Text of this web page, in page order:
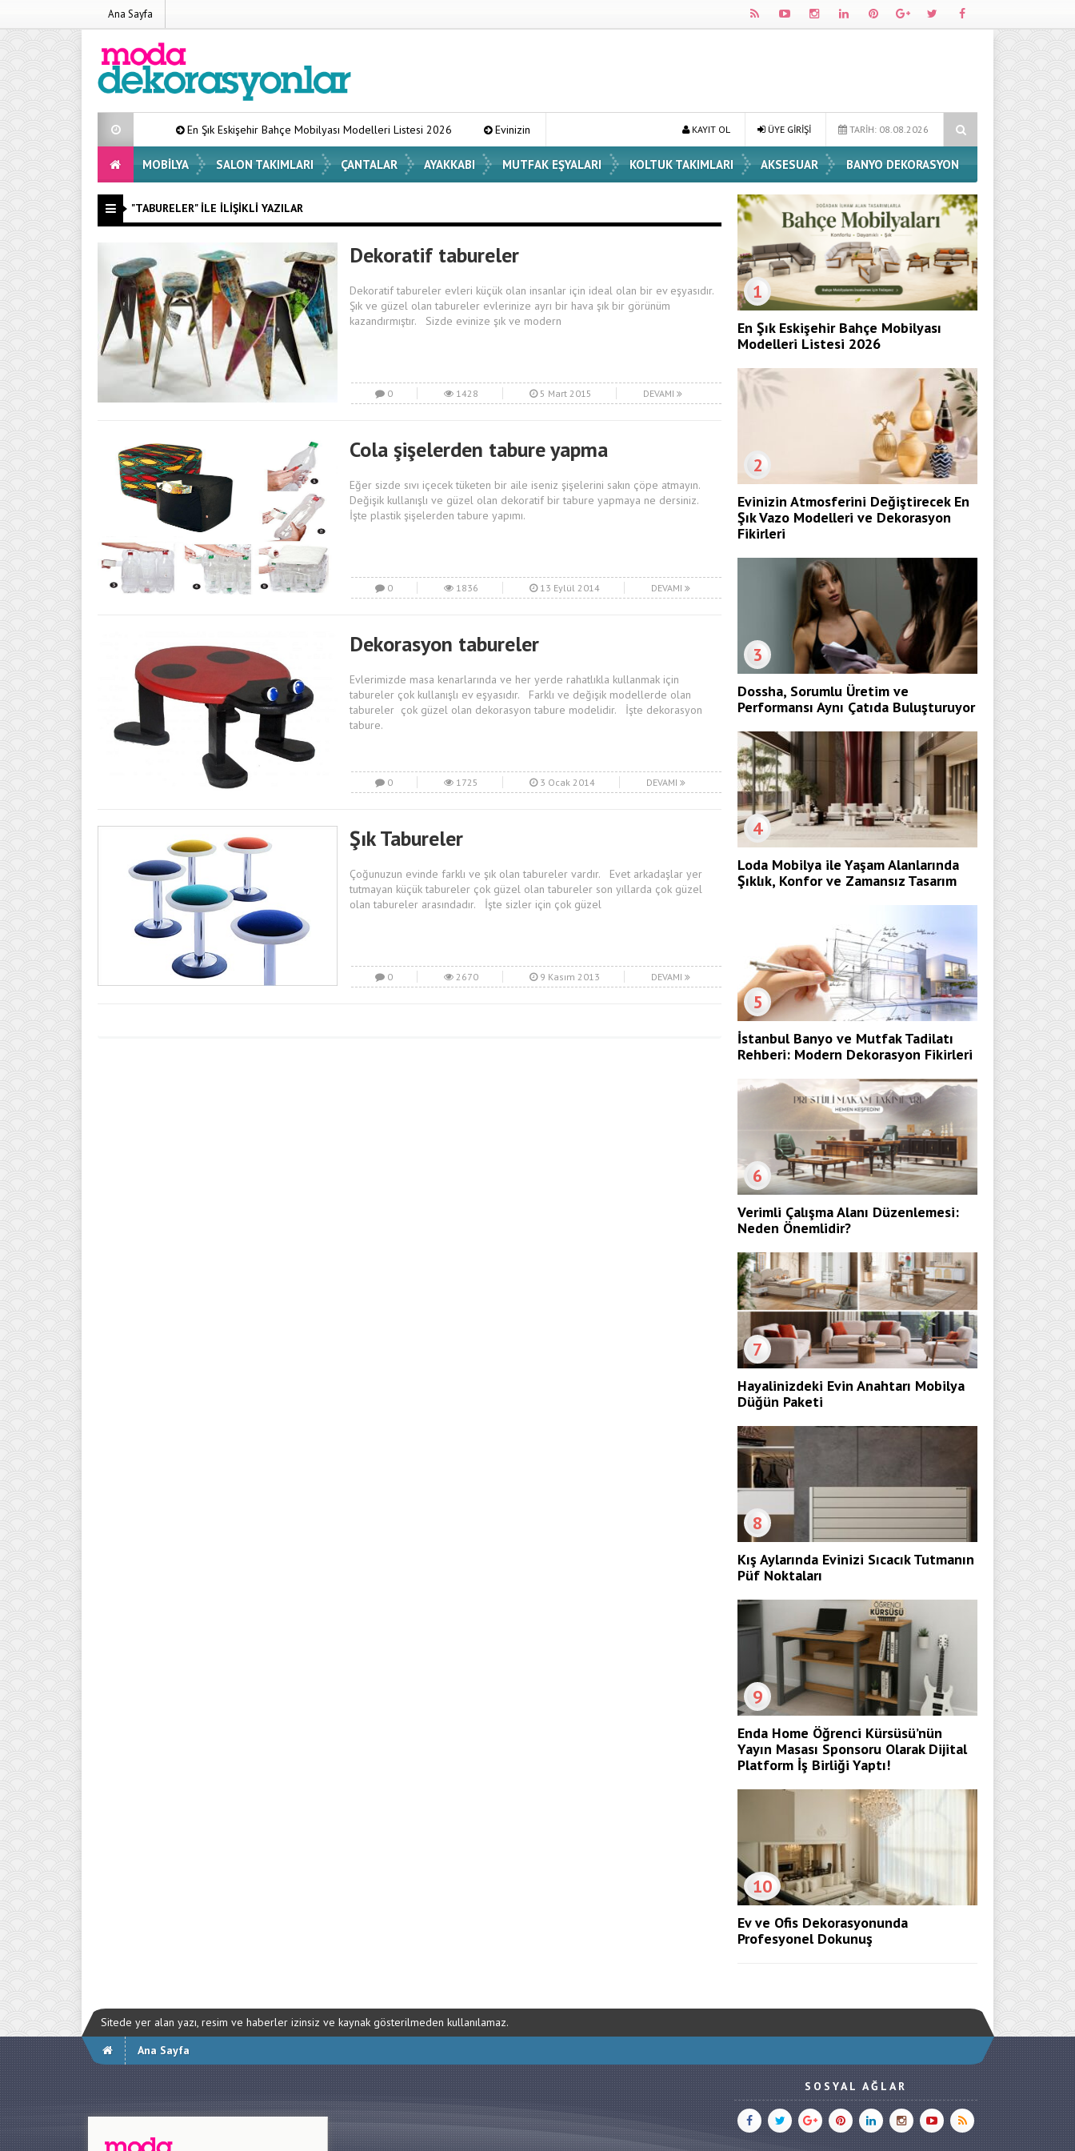
Ana Sayfa
En Şık Eskişehir Bahçe Mobilyası Modelleri Listesi 2026 Evinizin Atmosferini Değiştirecek En Şık Vazo Modelleri ve Dekorasyon Fikirleri Dossha, Sorumlu Üretim ve Performansı Aynı
TARİH: 08.08.2026
ÜYE GİRİŞİ
KAYIT OL
MOBILYA SALON TAKIMLARI ÇANTALAR AYAKKABI MUTFAK EŞYALARI KOLTUK TAKIMLARI AKSESUAR BANYO DEKORASYON
"TABURELER" ILE İLIŞIKLI YAZILAR
Dekoratif tabureler
Dekoratif tabureler evleri küçük olan insanlar için ideal olan bir ev eşyasıdır.
Şık ve güzel olan tabureler evlerinize ayrı bir hava şık bir görünüm
kazandırmıştır. Sizde evinize şık ve modern
0 1428 5 Mart 2015 DEVAMI
Cola şişelerden tabure yapma
Eğer sizde sıvı içecek tüketen bir aile iseniz şişelerini sakın çöpe atmayın.
Değişik kullanışlı ve güzel olan dekoratif bir tabure yapmaya ne dersiniz.
İşte plastik şişelerden tabure yapımı.
0 1836 13 Eylül 2014 DEVAMI
Dekorasyon tabureler
Evlerimizde masa kenarlarında ve her yerde rahatlıkla kullanmak için
tabureler çok kullanışlı ev eşyasıdır. Farklı ve değişik modellerde olan
tabureler çok güzel olan dekorasyon tabure modelidir. İşte dekorasyon
tabure.
0 1725 3 Ocak 2014 DEVAMI
Şık Tabureler
Çoğunuzun evinde farklı ve şık olan tabureler vardır. Evet arkadaşlar yer
tutmayan küçük tabureler çok güzel olan tabureler son yıllarda çok güzel
olan tabureler arasındadır. İşte sizler için çok güzel
0 2670 9 Kasım 2013 DEVAMI
1
En Şık Eskişehir Bahçe Mobilyası
Modelleri Listesi 2026
2
Evinizin Atmosferini Değiştirecek En
Şık Vazo Modelleri ve Dekorasyon
Fikirleri
3
Dossha, Sorumlu Üretim ve
Performansı Aynı Çatıda Buluşturuyor
4
Loda Mobilya ile Yaşam Alanlarında
Şıklık, Konfor ve Zamansız Tasarım
5
İstanbul Banyo ve Mutfak Tadilatı
Rehberi: Modern Dekorasyon Fikirleri
6
Verimli Çalışma Alanı Düzenlemesi:
Neden Önemlidir?
7
Hayalinizdeki Evin Anahtarı Mobilya
Düğün Paketi
8
Kış Aylarında Evinizi Sıcacık Tutmanın
Püf Noktaları
9
Enda Home Öğrenci Kürsüsü’nün
Yayın Masası Sponsoru Olarak Dijital
Platform İş Birliği Yaptı!
10
Ev ve Ofis Dekorasyonunda
Profesyonel Dokunuş
Sitede yer alan yazı, resim ve haberler izinsiz ve kaynak gösterilmeden kullanılamaz.
Ana Sayfa
SOSYAL AĞLAR